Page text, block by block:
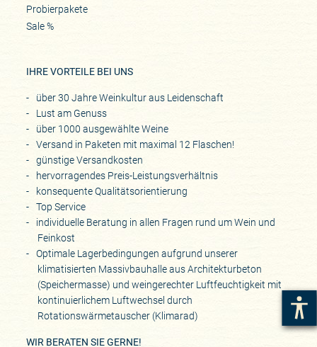
Probierpakete
Sale %
IHRE VORTEILE BEI UNS
über 30 Jahre Weinkultur aus Leidenschaft
Lust am Genuss
über 1000 ausgewählte Weine
Versand in Paketen mit maximal 12 Flaschen!
günstige Versandkosten
hervorragendes Preis-Leistungsverhältnis
konsequente Qualitätsorientierung
Top Service
individuelle Beratung in allen Fragen rund um Wein und
Feinkost
Optimale Lagerbedingungen aufgrund unserer
klimatisierten Massivbauhalle aus Architekturbeton
(Speichermasse) und weingerechter Luftfeuchtigkeit mit
kontinuierlichem Luftwechsel durch
Rotationswärmetauscher (Klimarad)
WIR BERATEN SIE GERNE!